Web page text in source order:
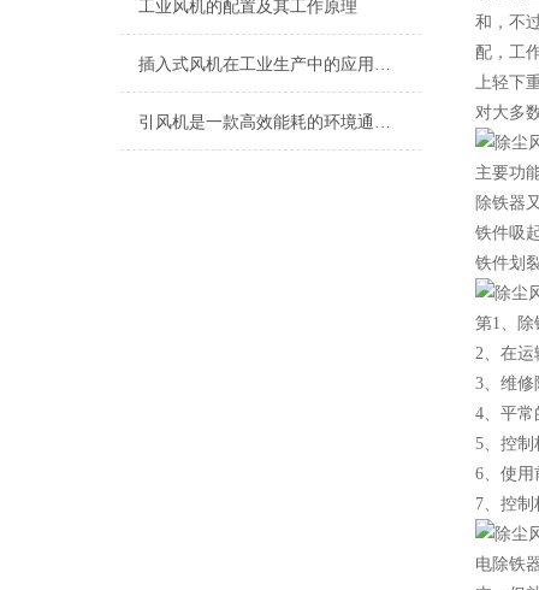
工业风机的配置及其工作原理
插入式风机在工业生产中的应用及优势
引风机是一款高效能耗的环境通风设备
和，不
配，工
上轻下
对大多
主要功
除铁器
铁件吸
铁件划
第1、
2、在运
3、维
4、平常
5、控制
6、使用
7、控
电除铁